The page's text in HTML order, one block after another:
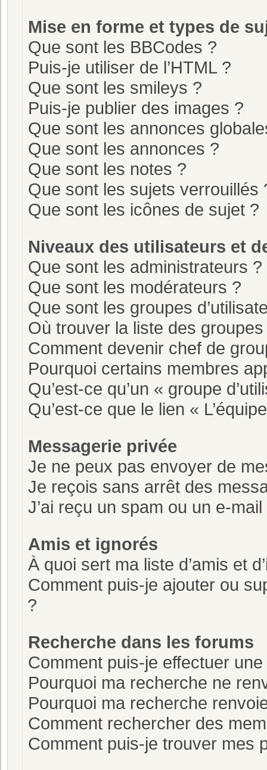
Mise en forme et types de
Que sont les BBCodes ?
Puis-je utiliser de l’HTML ?
Que sont les smileys ?
Puis-je publier des images ?
Que sont les annonces
Que sont les annonces ?
Que sont les notes ?
Que sont les sujets verrouillés
Que sont les icônes de sujet ?
Niveaux des utilisateurs et
Que sont les administrateurs ?
Que sont les modérateurs ?
Que sont les groupes
Où trouver la liste des
Comment devenir chef de
Pourquoi certains membres
Qu’est-ce qu’un « groupe
Qu’est-ce que le lien «
Messagerie privée
Je ne peux pas envoyer de
Je reçois sans arrêt des
J’ai reçu un spam ou un e-
Amis et ignorés
À quoi sert ma liste d’amis et
Comment puis-je ajouter ou
?
Recherche dans les forums
Comment puis-je effectuer
Pourquoi ma recherche ne
Pourquoi ma recherche
Comment rechercher des
Comment puis-je trouver mes